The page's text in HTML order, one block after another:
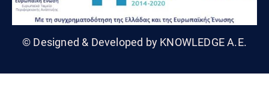
© Designed & Developed by KNOWLEDGE A.E.